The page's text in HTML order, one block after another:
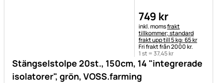
Stängselstolpe 20st., 150cm, 14 "integrerade
isolatorer", grön, VOSS.farming
749 kr
Skatteinformation:
inkl. momsfrakt
tillkommer; standard
frakt upp till 5 kg: 65 kr
Fri frakt från 2000 kr.
1 st =37,45kr